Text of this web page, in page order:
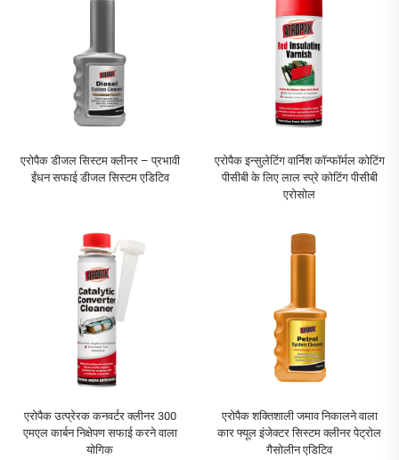
एरोपैक डीजल सिस्टम क्लीनर – प्रभावी
ईंधन सफाई डीजल सिस्टम एडिटिव
एरोपैक इन्सुलेटिंग वार्निश कॉन्फॉर्मल कोटिंग
पीसीबी के लिए लाल स्प्रे कोटिंग पीसीबी
एरोसोल
एरोपैक उत्प्रेरक कनवर्टर क्लीनर 300
एमएल कार्बन निक्षेपण सफाई करने वाला
योगिक
एरोपैक शक्तिशाली जमाव निकालने वाला
कार फ्यूल इंजेक्टर सिस्टम क्लीनर पेट्रोल
गैसोलीन एडिटिव